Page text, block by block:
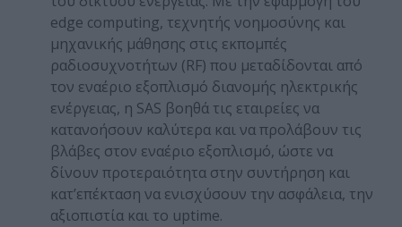
edge computing, τεχνητής νοημοσύνης και
μηχανικής μάθησης στις εκπομπές
ραδιοσυχνοτήτων (RF) που μεταδίδονται από
τον εναέριο εξοπλισμό διανομής ηλεκτρικής
ενέργειας, η SAS βοηθά τις εταιρείες να
κατανοήσουν καλύτερα και να προλάβουν τις
βλάβες στον εναέριο εξοπλισμό, ώστε να
δίνουν προτεραιότητα στην συντήρηση και
κατ’επέκταση να ενισχύσουν την ασφάλεια, την
αξιοπιστία και το uptime.